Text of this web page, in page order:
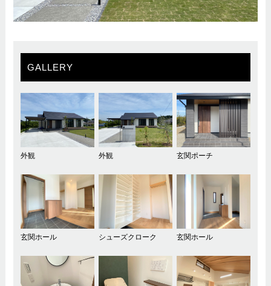
GALLERY
外観 外観 玄関ポーチ
玄関ホール シューズクローク 玄関ホール